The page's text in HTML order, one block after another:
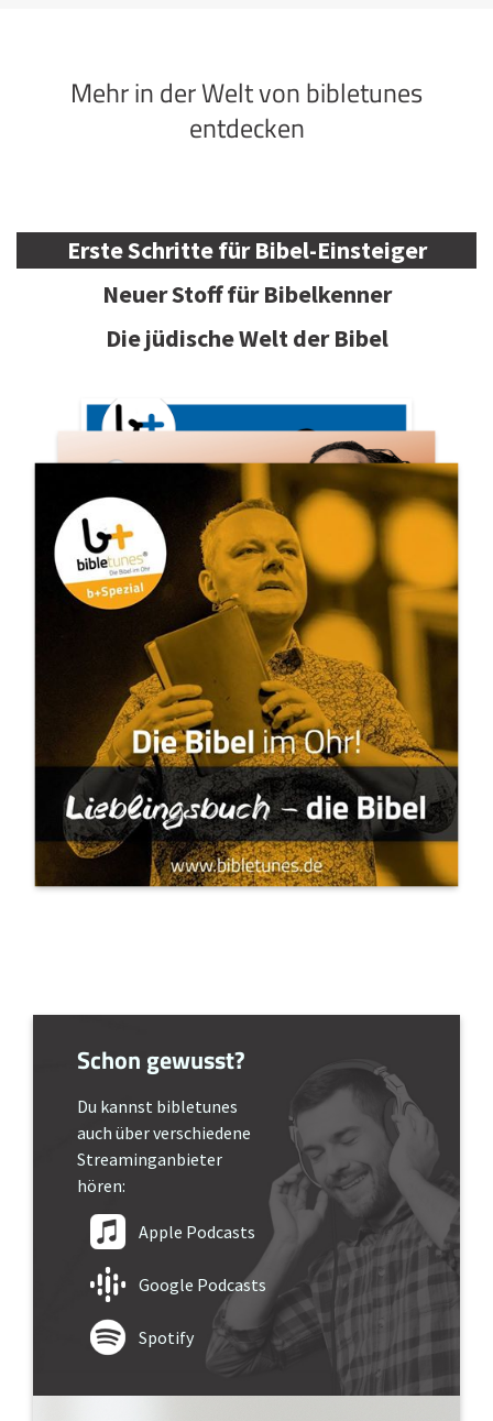
Mehr in der Welt von bibletunes
entdecken
Erste Schritte für Bibel-Einsteiger
Neuer Stoff für Bibelkenner
Die jüdische Welt der Bibel
Schon gewusst?
Du kannst bibletunes
auch über verschiedene
Streaminganbieter
hören:
Apple Podcasts
Google Podcasts
Spotify